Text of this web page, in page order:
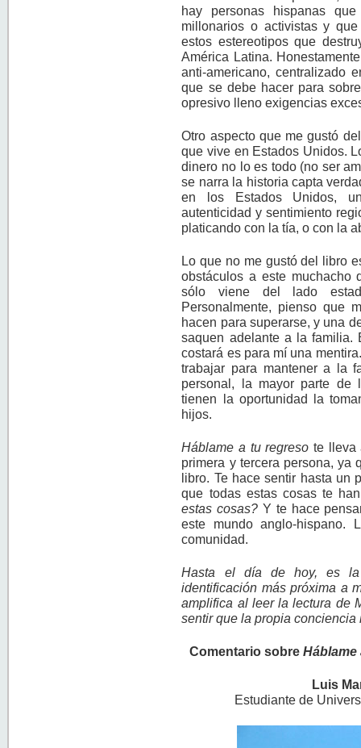
hay personas hispanas
millonarios o activistas y
estos estereotipos que
América Latina.
anti-americano, centralizado
que se debe hacer para
opresivo lleno exigencias
Otro aspecto que me gustó
que vive en Estados Unidos.
dinero no lo es todo (no ser
se narra la historia capta
en los Estados Unidos,
autenticidad y sentimiento
platicando con la tía, o con la
Lo que no me gustó del libro
obstáculos a este muchacho
sólo viene del lado
Personalmente, pienso que
hacen para superarse, y una
saquen adelante a la familia.
costará es para mí una
trabajar para mantener a la
personal, la mayor parte de
tienen la oportunidad la
hijos.
Háblame a tu regreso te lleva
primera y tercera persona, ya
libro. Te hace sentir hasta un
que todas estas cosas te
estas cosas? Y te hace
este mundo anglo-
comunidad.
Hasta el día de hoy, es
identificación más próxima a
amplifica al leer la lectura de
sentir que la propia
Comentario sobre
Luis
Estudiante de